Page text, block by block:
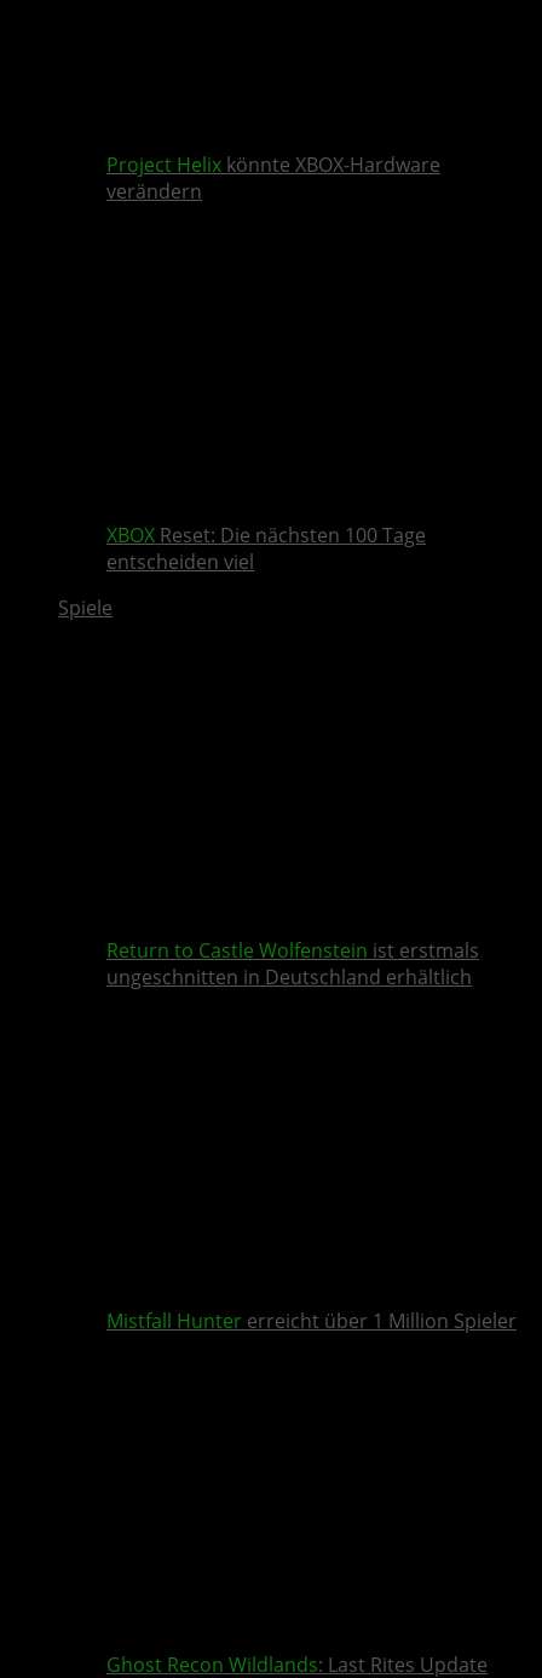
Project Helix könnte XBOX-Hardware
verändern
XBOX Reset: Die nächsten 100 Tage
entscheiden viel
Spiele
Return to Castle Wolfenstein ist erstmals
ungeschnitten in Deutschland erhältlich
Mistfall Hunter erreicht über 1 Million Spieler
Ghost Recon Wildlands: Last Rites Update